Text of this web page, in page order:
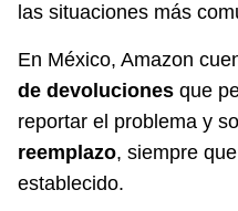
las situaciones más
En México, Amazon
de devoluciones que
reportar el problema y
reemplazo, siempre
establecido.